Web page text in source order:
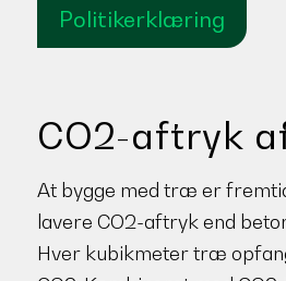
Politikerklæring
CO2-aftryk
At bygge med træ er
lavere CO2-aftryk end
Hver kubikmeter træ